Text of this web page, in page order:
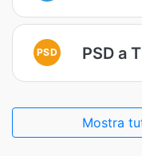
PSD PSD a
Mostra